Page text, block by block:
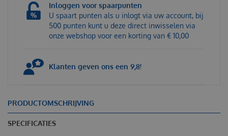
Inloggen voor spaarpunten
U spaart punten als u inlogt via uw account, bij
500 punten kunt u deze direct inwisselen via
onze webshop voor een korting van € 10,00
Klanten geven ons een 9,8!
PRODUCTOMSCHRIJVING
SPECIFICATIES